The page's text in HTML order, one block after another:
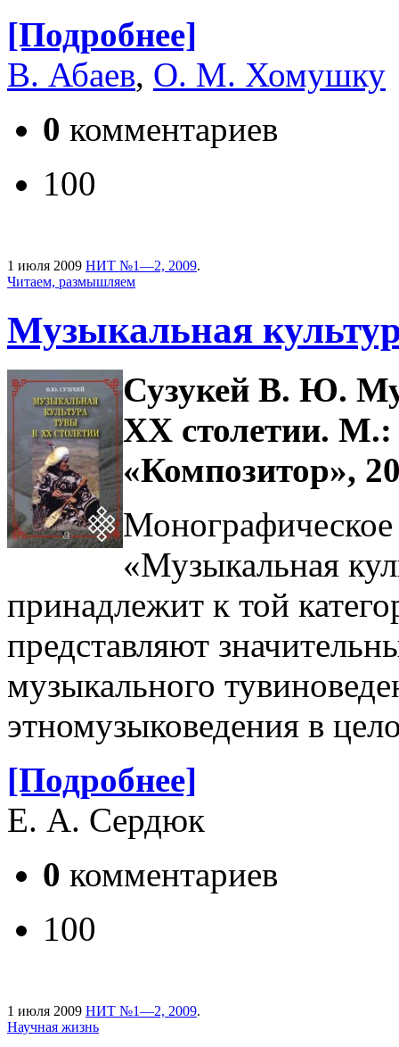
[Подробнее]
В. Абаев, О. М. Хомушку
0 комментариев
100
1 июля 2009 НИТ №1—2, 2009.
Читаем, размышляем
Музыкальная
Сузукей В. Ю.
ХХ столетии. М.:
«Композитор»,
«Музыкальная
принадлежит к той
представляют
музыкального
этномузыковедения в
[Подробнее]
Е. А. Сердюк
0 комментариев
100
1 июля 2009 НИТ №1—2, 2009.
Научная жизнь